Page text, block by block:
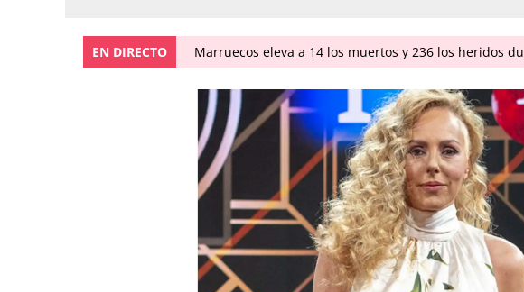
EN DIRECTO Marruecos eleva a 14 los muertos y 236 los heridos